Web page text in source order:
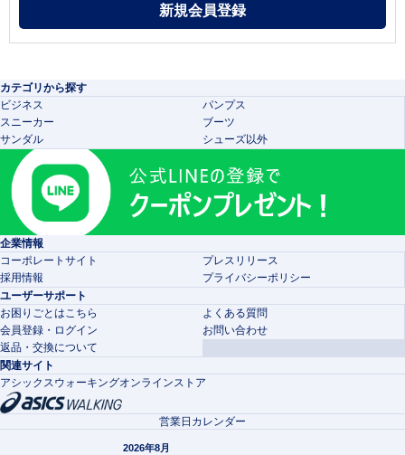
カテゴリから探す
ビジネス
パンプス
スニーカー
ブーツ
サンダル
シューズ以外
企業情報
コーポレートサイト
プレスリリース
採用情報
プライバシーポリシー
ユーザーサポート
お困りごとはこちら
よくある質問
会員登録・ログイン
お問い合わせ
返品・交換について
関連サイト
アシックスウォーキングオンラインストア
営業日カレンダー
2026年8月